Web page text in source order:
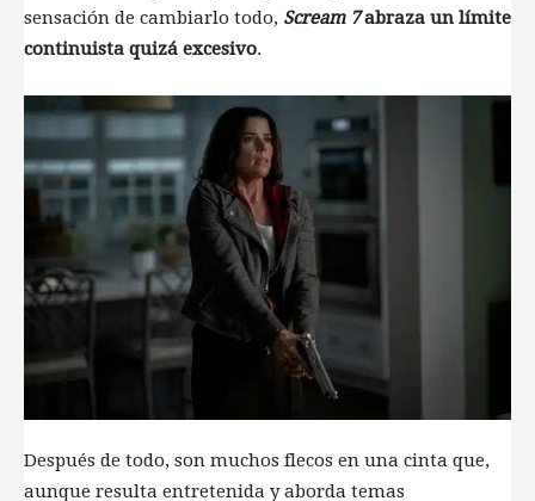
sensación de cambiarlo todo, Scream 7abraza un límite
continuista quizá excesivo.
Después de todo, son muchos flecos en una cinta que,
aunque resulta entretenida y aborda temas